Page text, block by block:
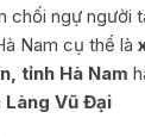
chối ngự người
Nam cụ thể là
tỉnh Hà Nam
Làng Vũ Đại